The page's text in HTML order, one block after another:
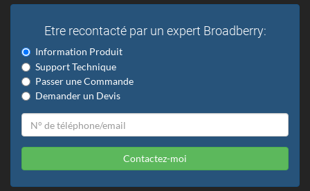
Etre recontacté par un expert Broadberry:
Information Produit
Support Technique
Passer une Commande
Demander un Devis
Contactez-moi